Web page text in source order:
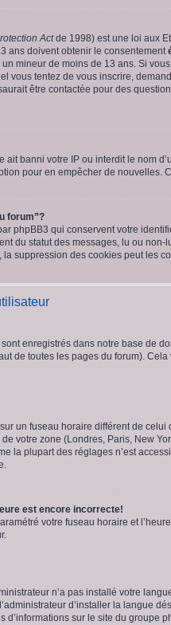
Actde 1998) est une loi aux
ans doivent obtenir le consentement
mineur de moins de 13 ans. Si
vous tentez de vous inscrire,
être contactée pour des
ait banni votre IP ou interdit le nom
pour en empêcher de nouvelles.
forum”?
phpBB3 qui conservent votre
du statut des messages, lu ou
suppression des cookies peut les
enregistrés dans notre base de
de toutes les pages du forum).
un fuseau horaire différent de
votre zone (Londres, Paris, New
la plupart des réglages n’est
est encore incorrecte!
votre fuseau horaire et
n’a pas installé votre
d’installer la langue
d’informations sur le site du groupe